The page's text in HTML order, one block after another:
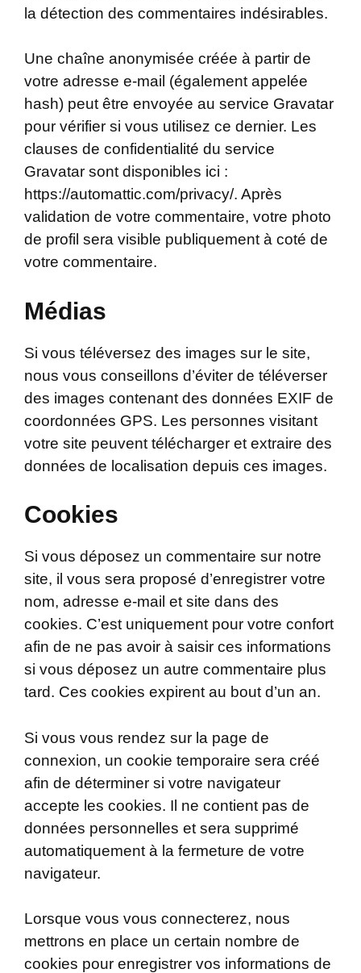
la détection des commentaires indésirables.
Une chaîne anonymisée créée à partir de
votre adresse e-mail (également appelée
hash) peut être envoyée au service Gravatar
pour vérifier si vous utilisez ce dernier. Les
clauses de confidentialité du service
Gravatar sont disponibles ici :
https://automattic.com/privacy/. Après
validation de votre commentaire, votre photo
de profil sera visible publiquement à coté de
votre commentaire.
Médias
Si vous téléversez des images sur le site,
nous vous conseillons d’éviter de téléverser
des images contenant des données EXIF de
coordonnées GPS. Les personnes visitant
votre site peuvent télécharger et extraire des
données de localisation depuis ces images.
Cookies
Si vous déposez un commentaire sur notre
site, il vous sera proposé d’enregistrer votre
nom, adresse e-mail et site dans des
cookies. C’est uniquement pour votre confort
afin de ne pas avoir à saisir ces informations
si vous déposez un autre commentaire plus
tard. Ces cookies expirent au bout d’un an.
Si vous vous rendez sur la page de
connexion, un cookie temporaire sera créé
afin de déterminer si votre navigateur
accepte les cookies. Il ne contient pas de
données personnelles et sera supprimé
automatiquement à la fermeture de votre
navigateur.
Lorsque vous vous connecterez, nous
mettrons en place un certain nombre de
cookies pour enregistrer vos informations de